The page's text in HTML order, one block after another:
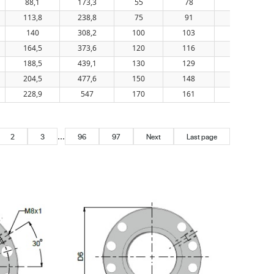
113,8
238,8 75 91
140
308,2 100 103
164,5
373,6 120 116
188,5
439,1 130 129
204,5
477,6 150 148
228,9
547 170 161
2 3 ... 96 97 Next Last page